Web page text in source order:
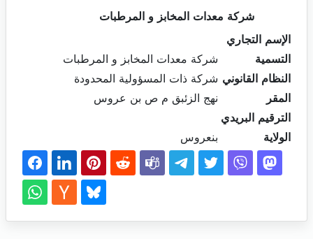
شركة معدات المخابز و المرطبات
الإسم التجاري
التسمية
شركة معدات المخابز و المرطبات
النظام القانوني شركة ذات المسؤولية المحدودة
المقر
نهج الزئبق م ص بن عروس
الترقيم البريدي
الولاية
بنعروس